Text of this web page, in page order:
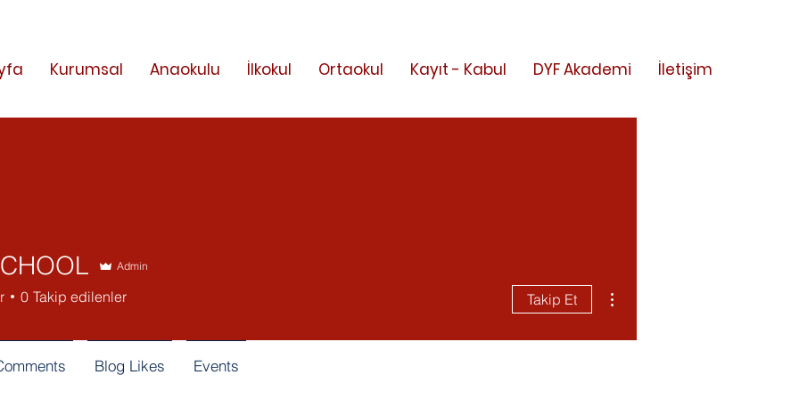
Kurumsal Anaokulu İlkokul Ortaokul Kayıt - Kabul DYF Akademi İletişim
Admin
0 Takip edilenler Takip Et
Blog Likes Events